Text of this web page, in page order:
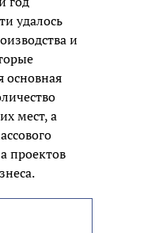
удалось
и
основная
мест, а
проектов